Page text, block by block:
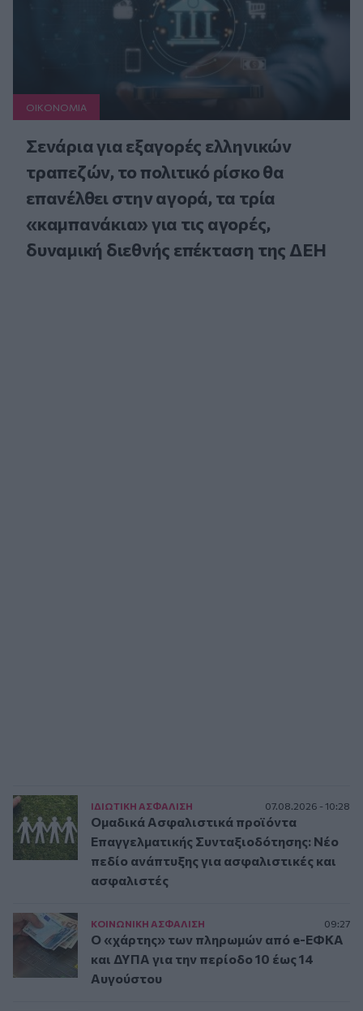
ΟΙΚΟΝΟΜΙΑ
Σενάρια για εξαγορές ελληνικών
τραπεζών, το πολιτικό ρίσκο θα
επανέλθει στην αγορά, τα τρία
«καμπανάκια» για τις αγορές,
δυναμική διεθνής επέκταση της ΔΕΗ
ΙΔΙΩΤΙΚΗ ΑΣΦAΛΙΣΗ 07.08.2026 - 10:28
Ομαδικά Ασφαλιστικά προϊόντα
Επαγγελματικής Συνταξιοδότησης: Νέο
πεδίο ανάπτυξης για ασφαλιστικές και
ασφαλιστές
ΚΟΙΝΩΝΙΚΗ ΑΣΦAΛΙΣΗ 09:27
Ο «χάρτης» των πληρωμών από e-ΕΦΚΑ
και ΔΥΠΑ για την περίοδο 10 έως 14
Αυγούστου